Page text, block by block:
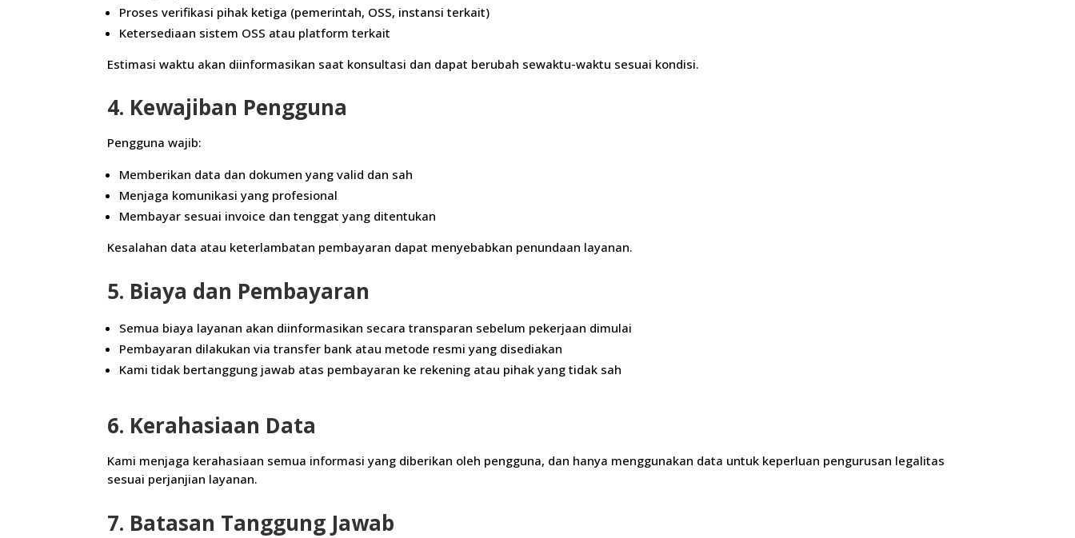
Proses verifikasi pihak ketiga (pemerintah, OSS, instansi terkait)
Ketersediaan sistem OSS atau platform terkait
Estimasi waktu akan diinformasikan saat konsultasi dan dapat berubah sewaktu-waktu sesuai kondisi.
4. Kewajiban Pengguna
Pengguna wajib:
Memberikan data dan dokumen yang valid dan sah
Menjaga komunikasi yang profesional
Membayar sesuai invoice dan tenggat yang ditentukan
Kesalahan data atau keterlambatan pembayaran dapat menyebabkan penundaan layanan.
5. Biaya dan Pembayaran
Semua biaya layanan akan diinformasikan secara transparan sebelum pekerjaan dimulai
Pembayaran dilakukan via transfer bank atau metode resmi yang disediakan
Kami tidak bertanggung jawab atas pembayaran ke rekening atau pihak yang tidak sah
6. Kerahasiaan Data
Kami menjaga kerahasiaan semua informasi yang diberikan oleh pengguna, dan hanya menggunakan data untuk keperluan pengurusan legalitas
sesuai perjanjian layanan.
7. Batasan Tanggung Jawab